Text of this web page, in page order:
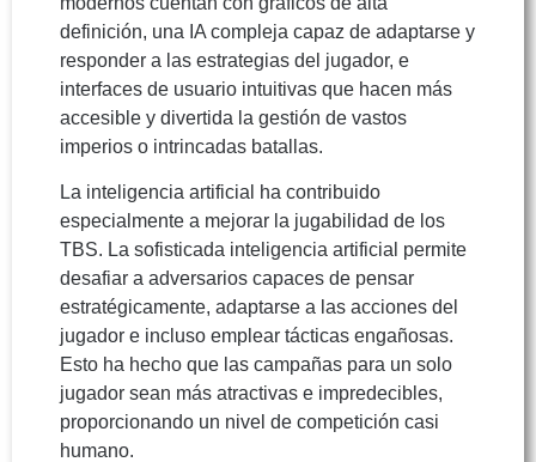
definición, una IA compleja capaz de adaptarse y
responder a las estrategias del jugador, e
interfaces de usuario intuitivas que hacen más
accesible y divertida la gestión de vastos
imperios o intrincadas batallas.
La inteligencia artificial ha contribuido
especialmente a mejorar la jugabilidad de los
TBS. La sofisticada inteligencia artificial permite
desafiar a adversarios capaces de pensar
estratégicamente, adaptarse a las acciones del
jugador e incluso emplear tácticas engañosas.
Esto ha hecho que las campañas para un solo
jugador sean más atractivas e impredecibles,
proporcionando un nivel de competición casi
humano.